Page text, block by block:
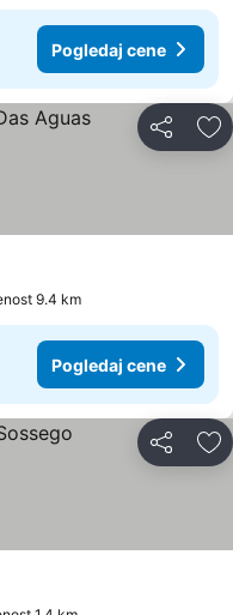
Pogledaj cene
Deli
cene
9.4 km
Pogledaj cene
Deli